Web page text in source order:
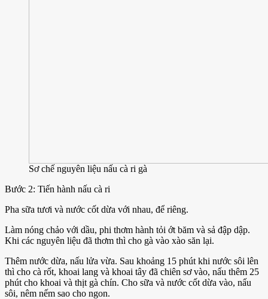
Sơ chế nguyên liệu nấu cà ri gà
Bước 2: Tiến hành nấu cà ri
Pha sữa tươi và nước cốt dừa với nhau, để riêng.
Làm nóng chảo với dầu, phi thơm hành tỏi ớt băm và sả đập dập.
Khi các nguyên liệu đã thơm thì cho gà vào xào săn lại.
Thêm nước dừa, nấu lửa vừa. Sau khoảng 15 phút khi nước sôi lên
thì cho cà rốt, khoai lang và khoai tây đã chiên sơ vào, nấu thêm 25
phút cho khoai và thịt gà chín. Cho sữa và nước cốt dừa vào, nấu
sôi, nêm nếm sao cho ngon.